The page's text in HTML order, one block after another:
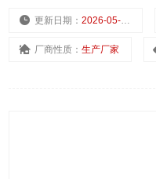
更新日期：2026-05-25
厂商性质：生产厂家